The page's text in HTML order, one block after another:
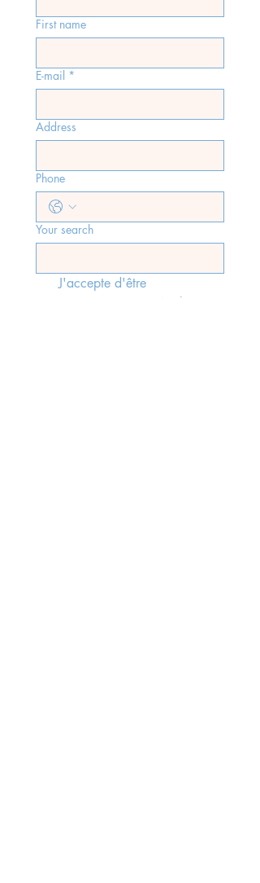
First name
E-mail *
Address
Phone
Your search
J'accepte d'être
recontacté(e) par Antibes